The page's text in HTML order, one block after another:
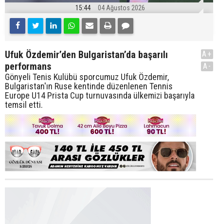
15:44 04 Ağustos 2026
Ufuk Özdemir’den Bulgaristan’da başarılı
performans
Gönyeli Tenis Kulübü sporcumuz Ufuk Özdemir,
Bulgaristan'ın Ruse kentinde düzenlenen Tennis
Europe U14 Prista Cup turnuvasında ülkemizi başarıyla
temsil etti.
A+
A-